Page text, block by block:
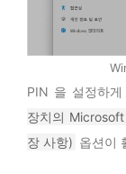
PIN 을 설정하게
장치의
장 사항) 옵션이